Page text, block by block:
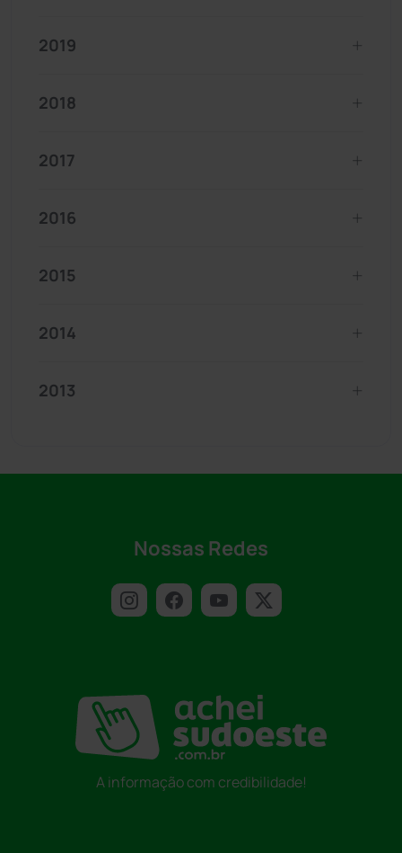
2019
2018
2017
2016
2015
2014
2013
Nossas Redes
A informação com credibilidade!